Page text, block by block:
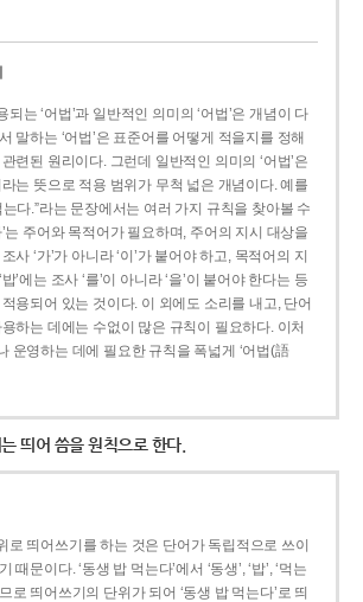
는 ‘어법’과 일반적인 의미의 ‘어법’은 개념이 다
말하는 ‘어법’은 표준어를 어떻게 적을지를 정해
련된 원리이다. 그런데 일반적인 의미의 ‘어법’은
라는 뜻으로 적용 범위가 무척 넓은 개념이다. 예를
다.”라는 문장에서는 여러 가지 규칙을 찾아볼 수
는 주어와 목적어가 필요하며, 주어의 지시 대상을
사 ‘가’가 아니라 ‘이’가 붙어야 하고, 목적어의 지
’에는 조사 ‘를’이 아니라 ‘을’이 붙어야 한다는 등
용되어 있는 것이다. 이 외에도 소리를 내고, 단어
하는 데에는 수없이 많은 규칙이 필요하다. 이처
운영하는 데에 필요한 규칙을 폭넓게 ‘어법(語
띄어 씀을 원칙으로 한다.
로 띄어쓰기를 하는 것은 단어가 독립적으로 쓰이
때문이다. ‘동생 밥 먹는다’에서 ‘동생’, ‘밥’, ‘먹는
로 띄어쓰기의 단위가 되어 ‘동생 밥 먹는다’로 띄